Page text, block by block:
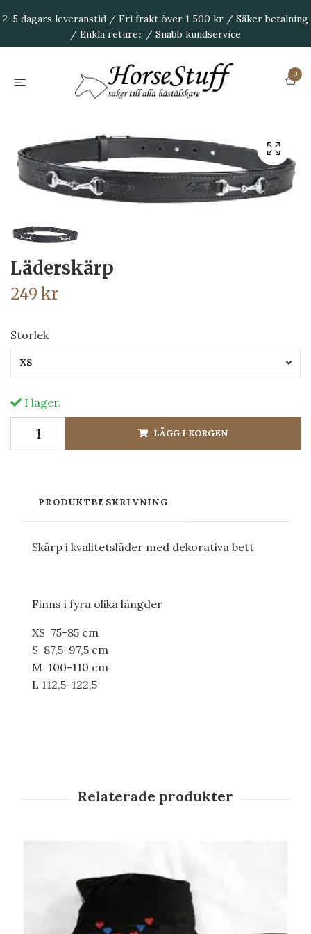
2-5 dagars leveranstid / Fri frakt över 1 500 kr / Säker betalning
/ Enkla returer / Snabb kundservice
0
Läderskärp
249 kr
Storlek
XS
I lager.
LÄGG I KORGEN
PRODUKTBESKRIVNING
Skärp i kvalitetsläder med dekorativa bett
Finns i fyra olika längder
XS 75-85 cm
S 87,5-97,5 cm
M 100-110 cm
L 112,5-122,5